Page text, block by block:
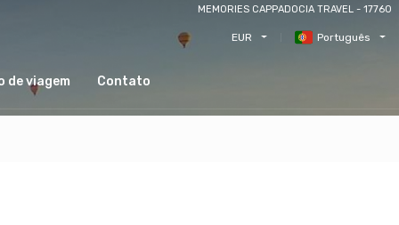
MEMORIES CAPPADOCIA TRAVEL - 17760
EUR Português
de viagem Contato